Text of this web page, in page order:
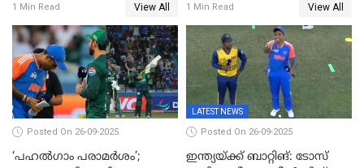
1 Min Read View All 1 Min Read View All
Posted On 26-09-2025
‘പഹൽഗാം പരാമർശം’;
LATEST NEWS
Posted On 26-09-2025
ഇന്ത്യയ്ക്ക് ബാറ്റിങ്: ടോസ്